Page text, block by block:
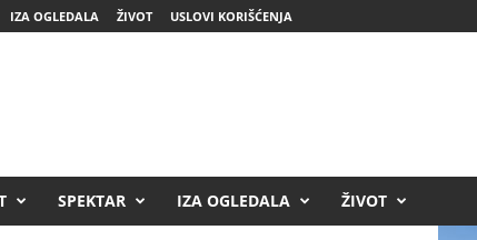
IZA OGLEDALA ŽIVOT USLOVI KORIŠĆENJA
SPEKTAR IZA OGLEDALA ŽIVOT